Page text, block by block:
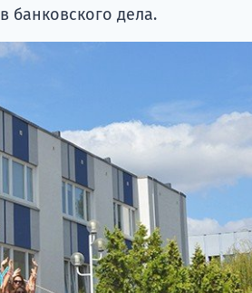
банковского дела.